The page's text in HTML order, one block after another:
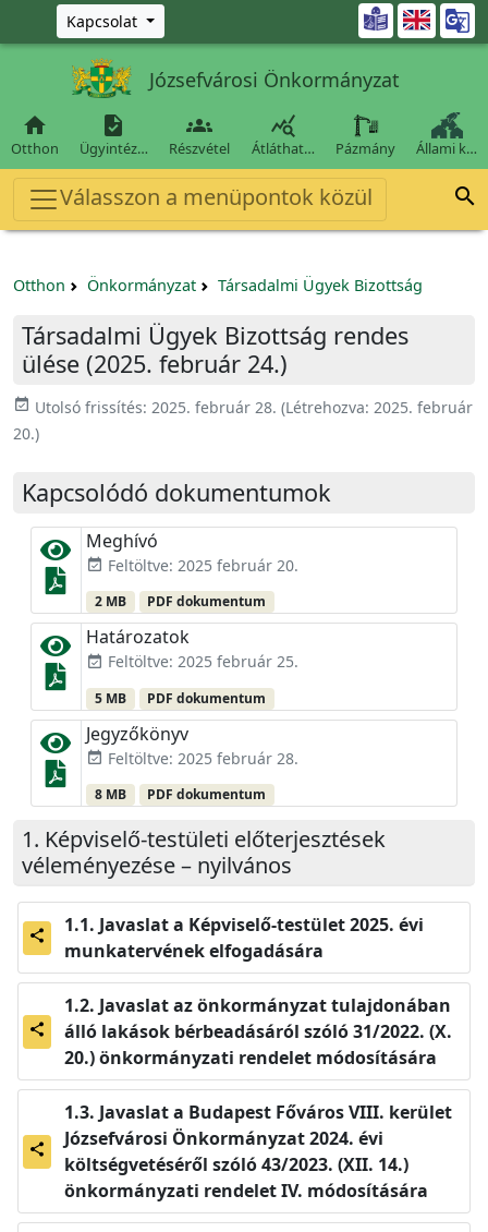
Ugrás a fő tartalomra
Kapcsolat 
Józsefvárosi Önkormányzat

Otthon

Ügyintéz…

Részvétel

Átláthat… Pázmány Állami k…
Válasszon a menüpontok közül 
Otthon Önkormányzat Társadalmi Ügyek Bizottság
Társadalmi Ügyek Bizottság rendes
ülése (2025. február 24.)
event_available Utolsó frissítés: 2025. február 28. (Létrehozva: 2025. február
20.)
Kapcsolódó dokumentumok
Meghívó
event_available Feltöltve: 2025 február 20.
2 MB PDF dokumentum
Határozatok
event_available Feltöltve: 2025 február 25.
5 MB PDF dokumentum
Jegyzőkönyv
event_available Feltöltve: 2025 február 28.
8 MB PDF dokumentum
Képviselő-testületi előterjesztések
véleményezése – nyilvános
share
Javaslat a Képviselő-testület 2025. évi
munkatervének elfogadására
share
Javaslat az önkormányzat tulajdonában
álló lakások bérbeadásáról szóló 31/2022. (X.
20.) önkormányzati rendelet módosítására
share
Javaslat a Budapest Főváros VIII. kerület
Józsefvárosi Önkormányzat 2024. évi
költségvetéséről szóló 43/2023. (XII. 14.)
önkormányzati rendelet IV. módosítására